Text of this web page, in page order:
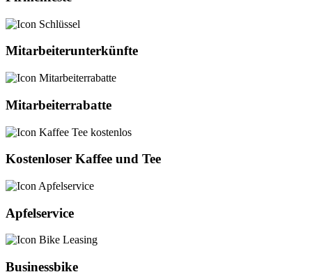
Mitarbeiterunterkünfte
Mitarbeiterrabatte
Kostenloser Kaffee und Tee
Apfelservice
Businessbike